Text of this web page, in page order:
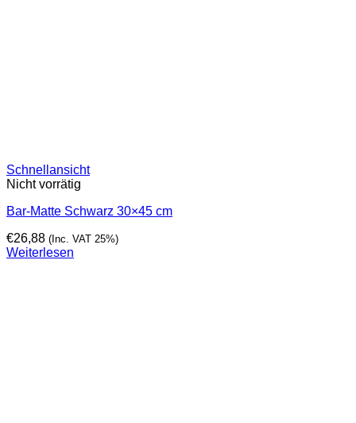
Schnellansicht
Nicht vorrätig
Bar-Matte Schwarz 30×45 cm
€26,88 (Inc. VAT 25%)
Weiterlesen